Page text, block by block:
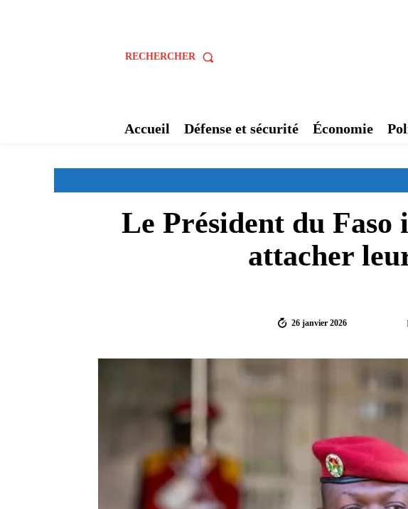
RECHERCHER
Accueil Défense et sécurité Économie
Le Président du Faso
attacher
26 janvier 2026